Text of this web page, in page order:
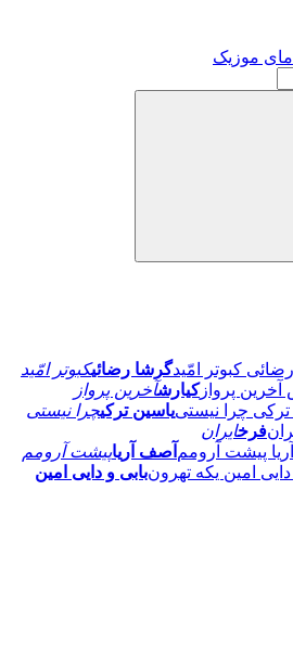
مای موزیک
گرشا رضائیکبوتر امّید
کیارشآخرین پرواز
یاسین ترکیچرا نیستی
فرخایران
آصف آریاپیشت آرومم
بابی و دایی امین